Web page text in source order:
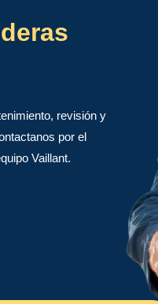
revisión y
por el
Vaillant.